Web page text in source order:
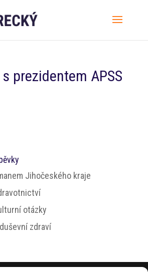
s prezidentem APSS
Jihočeského kraje
otázky
zdraví